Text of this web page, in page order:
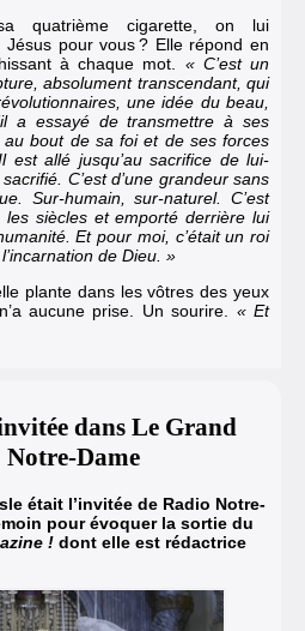
quatrième cigarette, on lui
Jésus pour vous ? Elle répond en
à chaque mot. « C’est un
absolument transcendant, qui
une idée du beau,
a essayé de transmettre à ses
bout de sa foi et de ses forces
est allé jusqu’au sacrifice de lui-
C’est d’une grandeur sans
Sur-humain, sur-naturel. C’est
les siècles et emporté derrière lui
Et pour moi, c’était un roi
de Dieu. »
plante dans les vôtres des yeux
aucune prise. Un sourire.
« Et
dans Le Grand
Dame
était l’invitée de Radio Notre-
pour évoquer la sortie du
! dont elle est rédactrice